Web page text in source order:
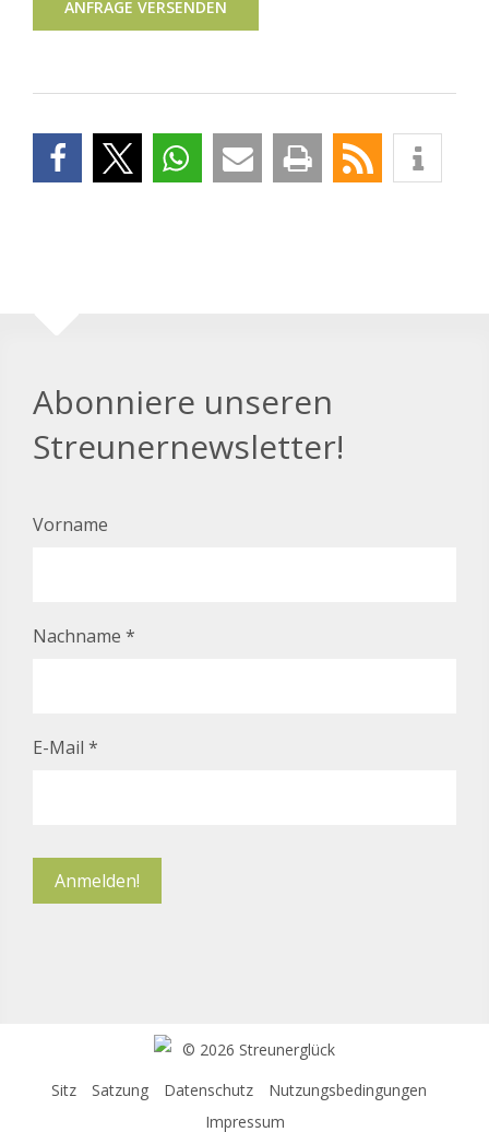
ANFRAGE VERSENDEN
Abonniere unseren
Streunernewsletter!
Vorname
Nachname *
E-Mail *
© 2026 Streunerglück
Sitz
Satzung Datenschutz
Nutzungsbedingungen
Impressum